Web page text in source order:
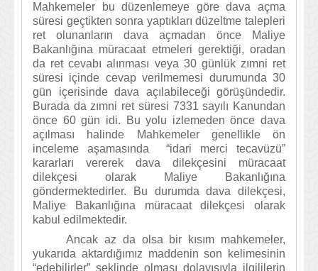
Mahkemeler bu düzenlemeye göre dava açma
süresi geçtikten sonra yaptıkları düzeltme talepleri
ret olunanların dava açmadan önce Maliye
Bakanlığına müracaat etmeleri gerektiği, oradan
da ret cevabı alınması veya 30 günlük zımni ret
süresi içinde cevap verilmemesi durumunda 30
gün içerisinde dava açılabileceği görüşündedir.
Burada da zımni ret süresi 7331 sayılı Kanundan
önce 60 gün idi. Bu yolu izlemeden önce dava
açılması halinde Mahkemeler genellikle ön
inceleme aşamasında “idari merci tecavüzü”
kararları vererek dava dilekçesini müracaat
dilekçesi olarak Maliye Bakanlığına
göndermektedirler. Bu durumda dava dilekçesi,
Maliye Bakanlığına müracaat dilekçesi olarak
kabul edilmektedir.
Ancak az da olsa bir kısım mahkemeler,
yukarıda aktardığımız maddenin son kelimesinin
“edebilirler” şeklinde olması dolayısıyla ilgililerin